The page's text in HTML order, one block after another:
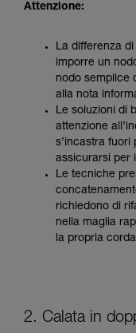
Attenzione:
La differenza
imporre un
nodo semplice
alla nota
Le soluzioni di
attenzione
s’incastra fuori
assicurarsi per
Le tecniche
richiedono di
nella maglia
la propria
2. Calata in